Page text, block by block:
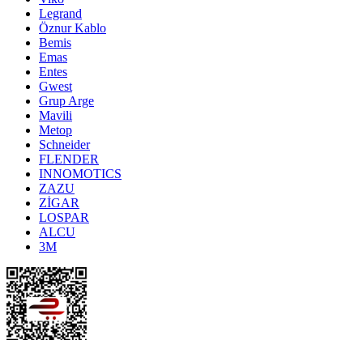
Legrand
Öznur Kablo
Bemis
Emas
Entes
Gwest
Grup Arge
Mavili
Metop
Schneider
FLENDER
INNOMOTICS
ZAZU
ZİGAR
LOSPAR
ALCU
3M